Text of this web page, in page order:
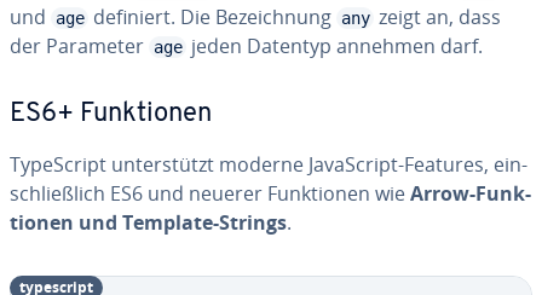
und age definiert. Die Be­zeich­nung any zeigt an, dass
der Parameter age jeden Datentyp annehmen darf.
ES6+ Funk­tio­nen
Ty­pe­Script un­ter­stützt moderne Ja­va­Script-Features, ein­
schließ­lich ES6 und neuerer Funk­tio­nen wieArrow-Funk­
tio­nen und Template-Strings.
ty­pe­script